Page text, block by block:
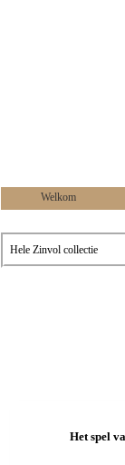
Welkom
Het spel